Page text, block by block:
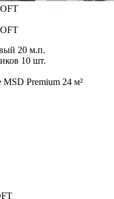
20 м.п.
10 шт.
MSD Premium 24 м²